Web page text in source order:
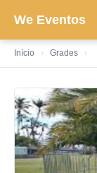
We Eventos
Início › Grades ›